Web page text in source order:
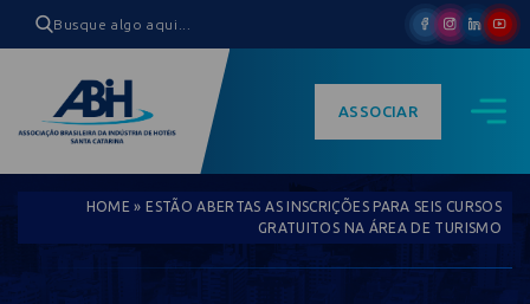
ASSOCIAR
HOME »ESTÃO ABERTAS AS INSCRIÇÕES PARA SEIS CURSOS
GRATUITOS NA ÁREA DE TURISMO